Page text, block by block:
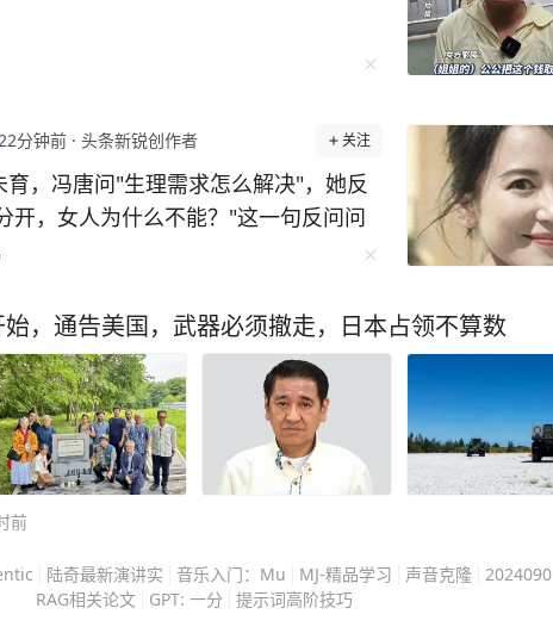
22分钟前 · 头条新锐创作者 关注
，冯唐问"生理需求怎么解决"，她反
开，女人为什么不能？"这一句反问问
飞鸿曝
幕上。 媒体生图里她穿深色
滤镜遮，气场照样立得住。 一个55
没靠绯闻没靠热搜，就这么安安静静
不是她“冻龄”。 而是她活成了
动不动就劝婚催生的
没结婚没孩子，身边却有个男人默默
。 她不解释，不官宣，不
，通告美国，武器必须撤走，日本占领不算数
前
陆奇最新演讲实 音乐入门：Mu MJ-精品学习 声音克隆
2024090
RAG相关论文
GPT: 一分 提示词高阶技巧